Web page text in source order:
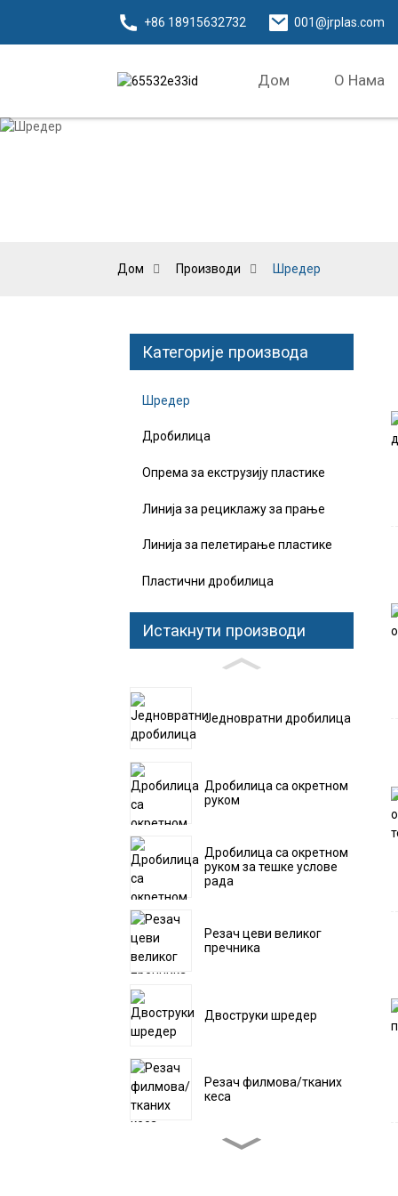
+86 18915632732 001@jrplas.com
Дом О Нама
Дом Производи Шредер
Категорије производа
Шредер
Дробилица
Опрема за екструзију пластике
Линија за рециклажу за прање
Линија за пелетирање пластике
Пластични дробилица
Истакнути производи
Једновратни дробилица
Дробилица са окретном
руком
Дробилица са окретном
руком за тешке услове
рада
Резач цеви великог
пречника
Двоструки шредер
Резач филмова/тканих
кеса